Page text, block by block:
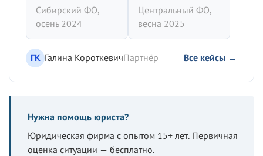
Сибирский ФО,
осень 2024
Центральный ФО,
весна 2025
ГК Галина КороткевичПартнёр Все кейсы →
Нужна помощь юриста?
Юридическая фирма с опытом 15+ лет. Первичная
оценка ситуации — бесплатно.